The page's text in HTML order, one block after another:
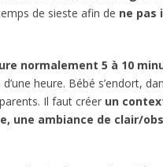
de sieste afin de ne pas
normalement 5 à 10
heure. Bébé s’endort,
Il faut créer un
une ambiance de clair/